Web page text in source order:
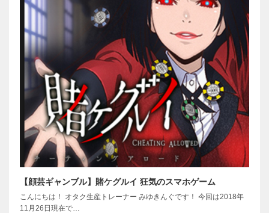
【顔芸ギャンブル】賭ケグルイ 狂気のスマホゲーム
こんにちは！ オタク生産トレーナー みゆきんぐです！ 今回は2018年
11月26日現在で…